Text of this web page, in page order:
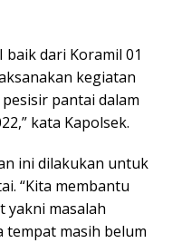
dari Koramil 01
kegiatan
pantai dalam
kata Kapolsek.
ini dilakukan untuk
“Kita membantu
yakni masalah
tempat masih belum